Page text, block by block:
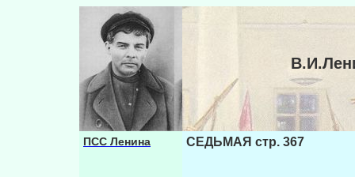
ПСС Ленина СЕДЬМАЯ стр. 367